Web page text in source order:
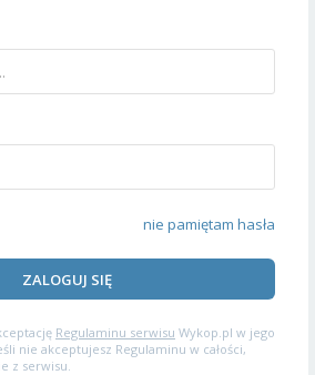
nie pamiętam hasła
ZALOGUJ SIĘ
Regulaminu serwisu Wykop.pl w jego
nie akceptujesz Regulaminu w całości,
z serwisu.